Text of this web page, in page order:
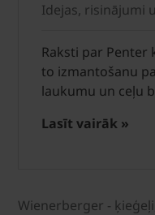
Idejas, risinājumi
Raksti par
to izmantošanu
laukumu un ceļu
Lasīt vairāk »
Wienerberger -